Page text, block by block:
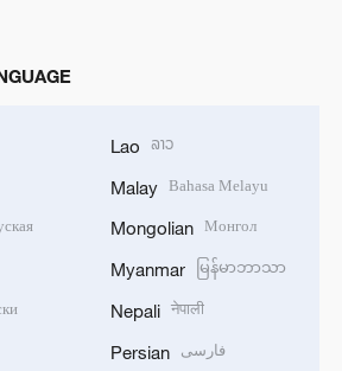
Lao ລາວ
Malay Bahasa Melayu
Mongolian Монгол
Myanmar မြန်မာဘာသာ
Nepali नेपाली
Persian فارسی